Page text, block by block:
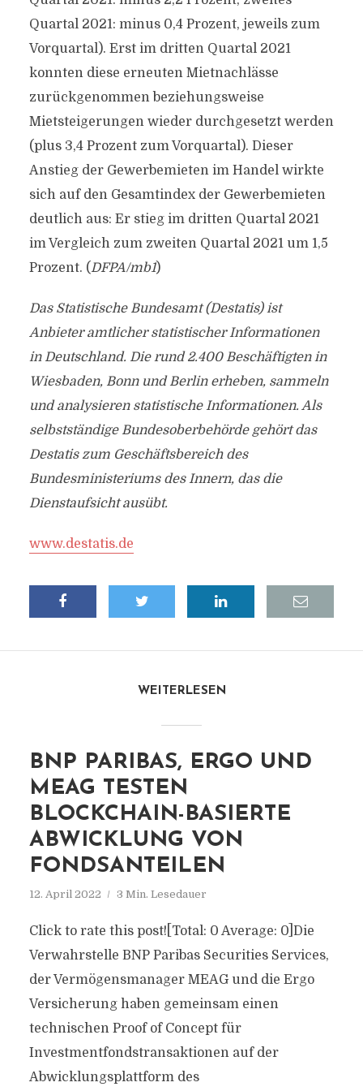
Quartal 2021: minus 0,4 Prozent, jeweils zum
Vorquartal). Erst im dritten Quartal 2021
konnten diese erneuten Mietnachlässe
zurückgenommen beziehungsweise
Mietsteigerungen wieder durchgesetzt werden
(plus 3,4 Prozent zum Vorquartal). Dieser
Anstieg der Gewerbemieten im Handel wirkte
sich auf den Gesamtindex der Gewerbemieten
deutlich aus: Er stieg im dritten Quartal 2021
im Vergleich zum zweiten Quartal 2021 um 1,5
Prozent. (DFPA/mb1)
Das Statistische Bundesamt (Destatis) ist
Anbieter amtlicher statistischer Informationen
in Deutschland. Die rund 2.400 Beschäftigten in
Wiesbaden, Bonn und Berlin erheben, sammeln
und analysieren statistische Informationen. Als
selbstständige Bundesoberbehörde gehört das
Destatis zum Geschäftsbereich des
Bundesministeriums des Innern, das die
Dienstaufsicht ausübt.
www.destatis.de
WEITERLESEN
BNP PARIBAS, ERGO UND
MEAG TESTEN
BLOCKCHAIN-BASIERTE
ABWICKLUNG VON
FONDSANTEILEN
12. April 2022 3 Min. Lesedauer
Click to rate this post![Total: 0 Average: 0]Die
Verwahrstelle BNP Paribas Securities Services,
der Vermögensmanager MEAG und die Ergo
Versicherung haben gemeinsam einen
technischen Proof of Concept für
Investmentfondstransaktionen auf der
Abwicklungsplattform des